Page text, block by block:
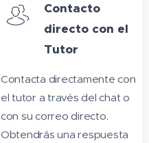
Contacto
directo con el
Tutor
Contacta directamente con
el tutor a través del chat o
con su correo directo.
Obtendrás una respuesta